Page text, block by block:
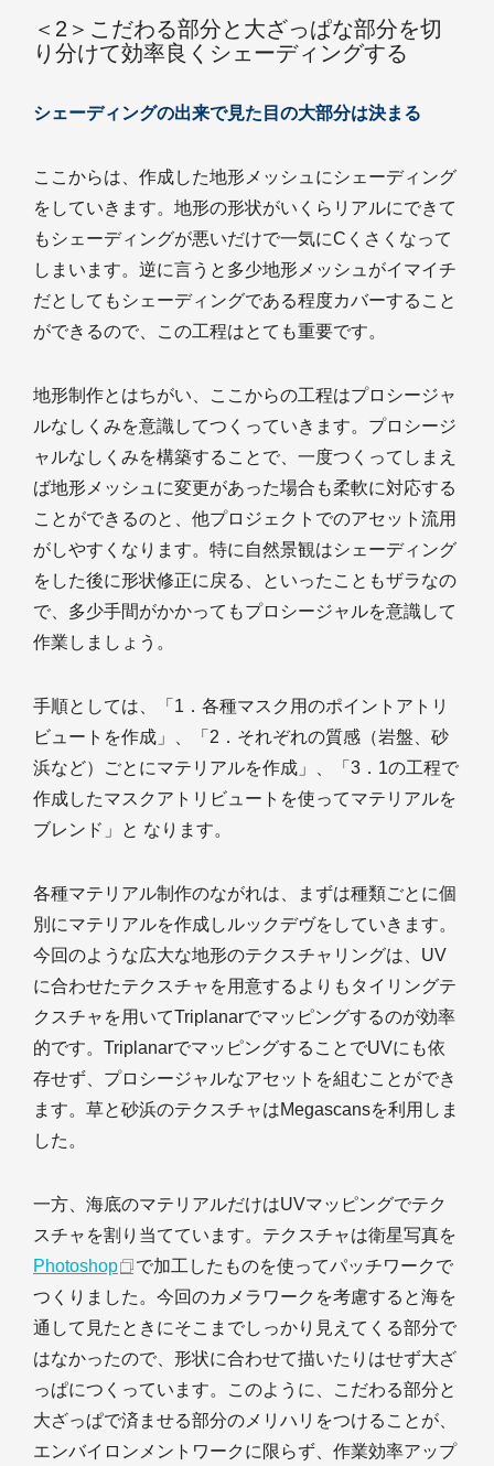
＜2＞こだわる部分と大ざっぱな部分を切
り分けて効率良くシェーディングする
シェーディングの出来で見た目の大部分は決まる
ここからは、作成した地形メッシュにシェーディング
をしていきます。地形の形状がいくらリアルにできて
もシェーディングが悪いだけで一気にCくさくなって
しまいます。逆に言うと多少地形メッシュがイマイチ
だとしてもシェーディングである程度カバーすること
ができるので、この工程はとても重要です。
地形制作とはちがい、ここからの工程はプロシージャ
ルなしくみを意識してつくっていきます。プロシージ
ャルなしくみを構築することで、一度つくってしまえ
ば地形メッシュに変更があった場合も柔軟に対応する
ことができるのと、他プロジェクトでのアセット流用
がしやすくなります。特に自然景観はシェーディング
をした後に形状修正に戻る、といったこともザラなの
で、多少手間がかかってもプロシージャルを意識して
作業しましょう。
手順としては、「1．各種マスク用のポイントアトリ
ビュートを作成」、「2．それぞれの質感（岩盤、砂
浜など）ごとにマテリアルを作成」、「3．1の工程で
作成したマスクアトリビュートを使ってマテリアルを
ブレンド」と なります。
各種マテリアル制作のながれは、まずは種類ごとに個
別にマテリアルを作成しルックデヴをしていきます。
今回のような広大な地形のテクスチャリングは、UV
に合わせたテクスチャを用意するよりもタイリングテ
クスチャを用いてTriplanarでマッピングするのが効率
的です。TriplanarでマッピングすることでUVにも依
存せず、プロシージャルなアセットを組むことができ
ます。草と砂浜のテクスチャはMegascansを利用しま
した。
一方、海底のマテリアルだけはUVマッピングでテク
スチャを割り当てています。テクスチャは衛星写真を
Photoshop
で加工したものを使ってパッチワークで
つくりました。今回のカメラワークを考慮すると海を
通して見たときにそこまでしっかり見えてくる部分で
はなかったので、形状に合わせて描いたりはせず大ざ
っぱにつくっています。このように、こだわる部分と
大ざっぱで済ませる部分のメリハリをつけることが、
エンバイロンメントワークに限らず、作業効率アップ